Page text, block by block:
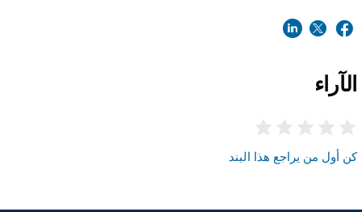
الآراء
كن أول من يراجع هذا البند